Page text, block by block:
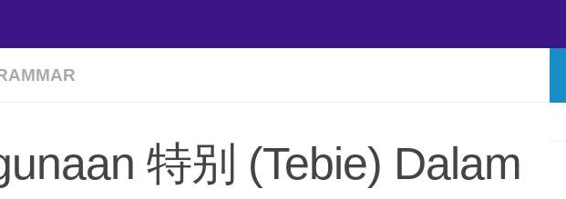
特别 (Tebie) Dalam